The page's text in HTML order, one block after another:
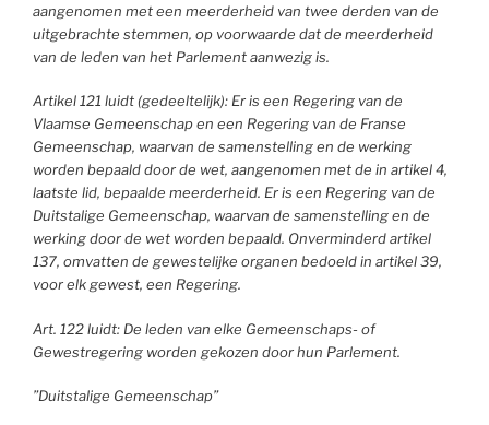
aangenomen met een meerderheid van twee derden van de
uitgebrachte stemmen, op voorwaarde dat de meerderheid
van de leden van het Parlement aanwezig is.
Artikel 121 luidt (gedeeltelijk): Er is een Regering van de
Vlaamse Gemeenschap en een Regering van de Franse
Gemeenschap, waarvan de samenstelling en de werking
worden bepaald door de wet, aangenomen met de in artikel 4,
laatste lid, bepaalde meerderheid. Er is een Regering van de
Duitstalige Gemeenschap, waarvan de samenstelling en de
werking door de wet worden bepaald. Onverminderd artikel
137, omvatten de gewestelijke organen bedoeld in artikel 39,
voor elk gewest, een Regering.
Art. 122 luidt: De leden van elke Gemeenschaps- of
Gewestregering worden gekozen door hun Parlement.
”Duitstalige Gemeenschap”